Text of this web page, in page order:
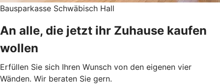
Bausparkasse Schwäbisch Hall
An alle, die jetzt ihr Zuhause kaufen
wollen
Erfüllen Sie sich Ihren Wunsch von den eigenen vier
Wänden. Wir beraten Sie gern.